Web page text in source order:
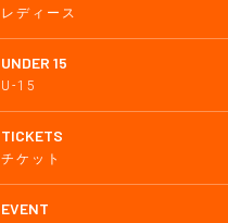
レディース
UNDER 15
U-15
TICKETS
チケット
EVENT